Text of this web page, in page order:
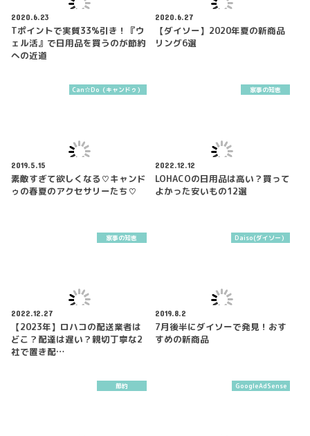
2020.6.23
Tポイントで実質33%引き！『ウ
ェル活』で日用品を買うのが節約
への近道
2020.6.27
【ダイソー】2020年夏の新商品
リング6選
Can☆Do（キャンドゥ）
2019.5.15
素敵すぎて欲しくなる♡キャンド
ゥの春夏のアクセサリーたち♡
家事の知恵
2022.12.12
LOHACOの日用品は高い？買って
よかった安いもの12選
家事の知恵
2022.12.27
【2023年】ロハコの配送業者は
どこ？配達は遅い？親切丁寧な2
社で置き配…
Daiso(ダイソー）
2019.8.2
7月後半にダイソーで発見！おす
すめの新商品
節約 GoogleAdSense